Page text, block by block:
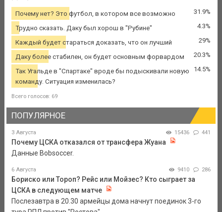
Почему нет? Это футбол, в котором все возможно 31.9%
Трудно сказать. Даку был хорош в "Рубине" 4.3%
Каждый будет стараться доказать, что он лучший 29%
Даку более стабилен, он будет основным форвардом 20.3%
Так Угальде в "Спартаке" вроде бы подыскивали новую
команду. Ситуация изменилась?
14.5%
Всего голосов: 69
ПОПУЛЯРНОЕ
3 Августа 15436 441
Почему ЦСКА отказался от трансфера Жуана
Данные Bobsoccer.
6 Августа 9410 286
Бориско или Тороп? Рейс или Мойзес? Кто сыграет за
ЦСКА в следующем матче
Послезавтра в 20.30 армейцы дома начнут поединок 3-го